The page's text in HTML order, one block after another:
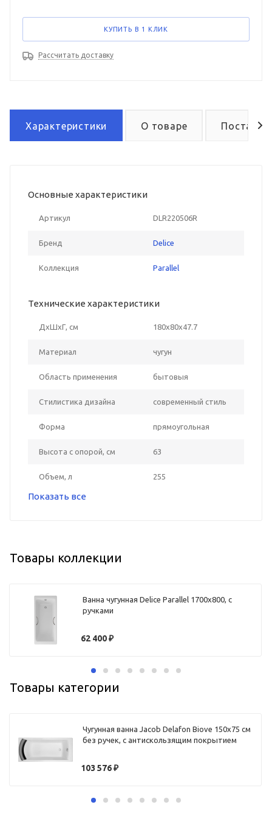
КУПИТЬ В 1 КЛИК
Рассчитать доставку
Характеристики О товаре Поставка
Основные характеристики
Артикул DLR220506R
Бренд Delice
Коллекция Parallel
Технические характеристики
ДxШxГ, см 180x80x47.7
Материал чугун
Область применения бытовыя
Стилистика дизайна современный стиль
Форма прямоугольная
Высота с опорой, см 63
Объем, л 255
Показать все
Товары коллекции
Ванна чугунная Delice Parallel 1700х800, с
ручками
62 400₽
Товары категории
Чугунная ванна Jacob Delafon Biove 150x75 см
без ручек, с антискользящим покрытием
103 576₽